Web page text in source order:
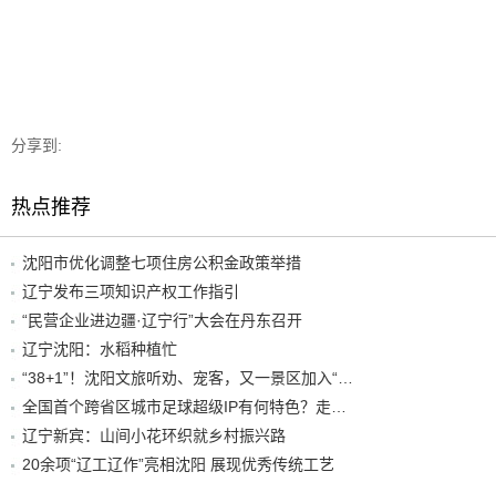
分享到:
热点推荐
沈阳市优化调整七项住房公积金政策举措
辽宁发布三项知识产权工作指引
“民营企业进边疆·辽宁行”大会在丹东召开
辽宁沈阳：水稻种植忙
辽宁新宾：山间小花环织就乡村振兴路
20余项“辽工辽作”亮相沈阳 展现优秀传统工艺